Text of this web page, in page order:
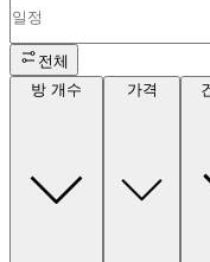
전체
방 개수
가격